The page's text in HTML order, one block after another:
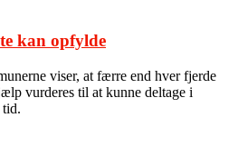
kan opfylde
viser, at færre end hver fjerde
vurderes til at kunne deltage i
tid.